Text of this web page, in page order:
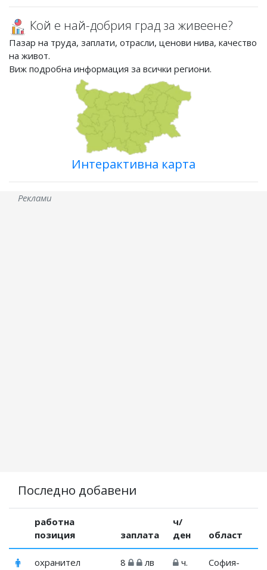
Кой е най-добрия град за живеене?
Пазар на труда, заплати, отрасли, ценови нива, качество
на живот.
Виж подробна информация за всички региони.
Интерактивна карта
Реклами
Последно добавени
работна
позиция
заплата
ч/
ден
област
охранител 8 лв ч.
София-